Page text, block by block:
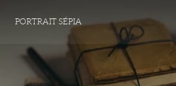
PORTRAIT SÉPIA